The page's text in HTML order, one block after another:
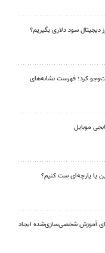
دیجیتال سود دلاری بگیریم؟
کرد؛ فهرست نشانه‌های
موبایل
یا پارچه‌ای ست کنیم؟
برای آموزش شخصی‌سازی‌شده ایجاد